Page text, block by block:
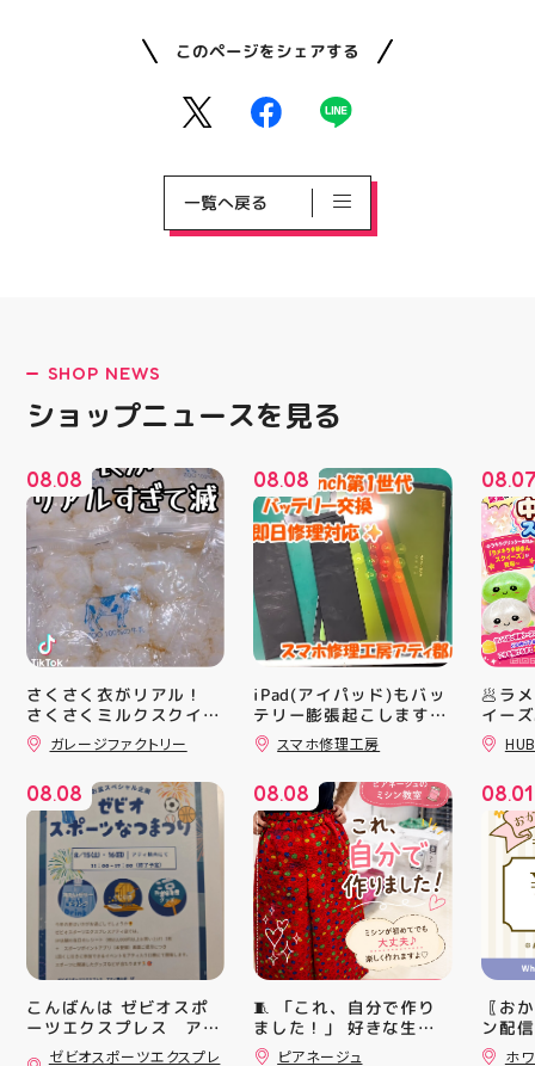
このページをシェアする
一覧へ戻る
SHOP NEWS
ショップニュースを見る
08.08
さくさく衣がリアル！
さくさくミルクスクイー
ズ入荷！ クセになる感
触ですよ 他にもスクイ
お楽しみにーっ️‍️‍️‍ 郡山駅
前 アティ郡山4F “ガレ
ージファクトリー”へ遊
びに来てね️‍️‍️‍ #福島 #郡山
#郡山駅前 #雑貨屋 #ス
クイーズ
ガレージファクトリー
08.08
こんばんは ゼビオスポ
ーツエクスプレス アテ
ィ郡山です ・ 本日は
ゼビオスポーツエクスプレ
08.08
iPad(アイパッド)もバッ
テリー膨張起こします🔋
💥スマホ修理工房アティ
郡山店ならデータそのま
スマホ修理工房
08.08
🧵 「これ、自分で作り
ました！」 好きな生地
を選んで、ミシンで少し
ピアネージュ
08.
🥟ラ
イー
沸騰
んス
が と
にゅ
みつ
い…
に入
らの
中華
中華
レン
シル
08.01
〖お
ン配
ッパ
ホ